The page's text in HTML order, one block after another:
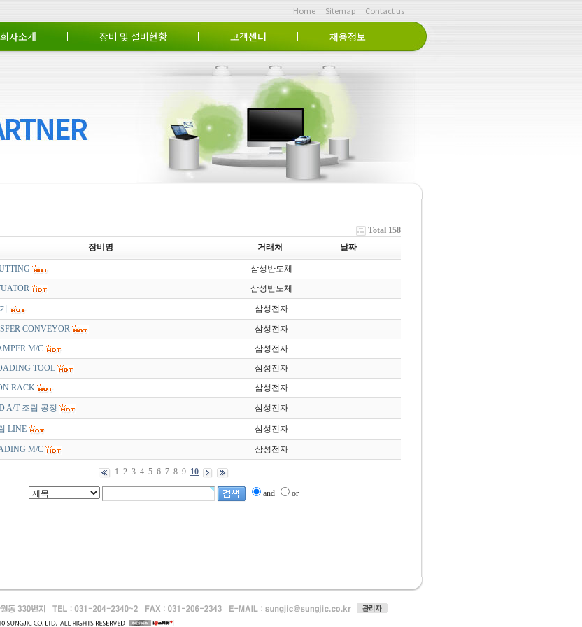
Home Sitemap Contact us
회사소개
특허 및 인증
장비 및 설비현황 고객센터
공지사항 온라인상담문의
채용정보
인재상
Total 158
장비명 거래처 날짜
삼성반도체
삼성반도체
삼성전자
CONVEYOR
삼성전자
M/C
삼성전자
TOOL
삼성전자
RACK 삼성전자
A/T 조립 공정 삼성전자
LINE 삼성전자
M/C 삼성전자
1 2 3 4 5 6 7 8 9 10
and or